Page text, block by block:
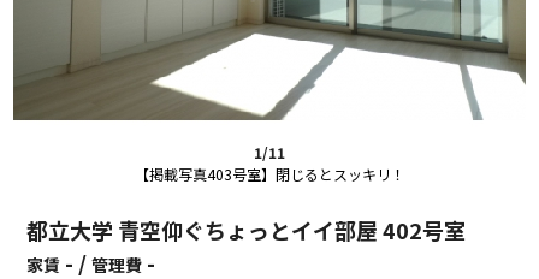
1/11
【掲載写真403号室】閉じるとスッキリ！
都立大学 青空仰ぐちょっとイイ部屋 402号室
家賃 - /管理費 -